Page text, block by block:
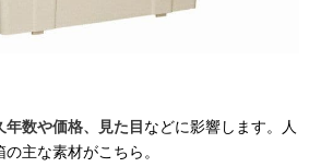
年数や価格、見た目 などに影響します。人
主な素材がこちら。